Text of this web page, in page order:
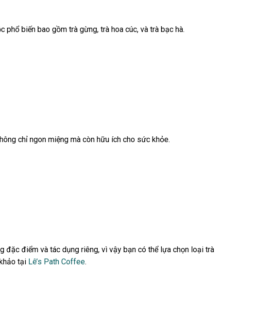
biến bao gồm trà gừng, trà hoa cúc, và trà bạc hà.
chỉ ngon miệng mà còn hữu ích cho sức khỏe.
đặc điểm và tác dụng riêng, vì vậy bạn có thể lựa chọn loại trà
tại Lê’s Path Coffee.